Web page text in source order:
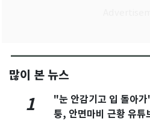
많이 본 뉴스
1
"눈 안감기고 입 돌아
퉁, 안면마비 근황 유튜